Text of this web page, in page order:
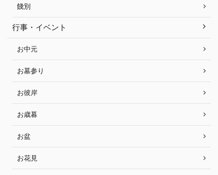
餞別
行事・イベント
お中元
お墓参り
お彼岸
お歳暮
お盆
お花見